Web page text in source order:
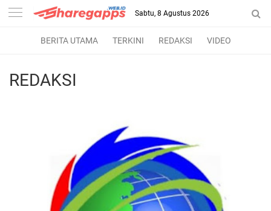
Sabtu, 8 Agustus 2026
BERITA UTAMA TERKINI REDAKSI VIDEO
REDAKSI